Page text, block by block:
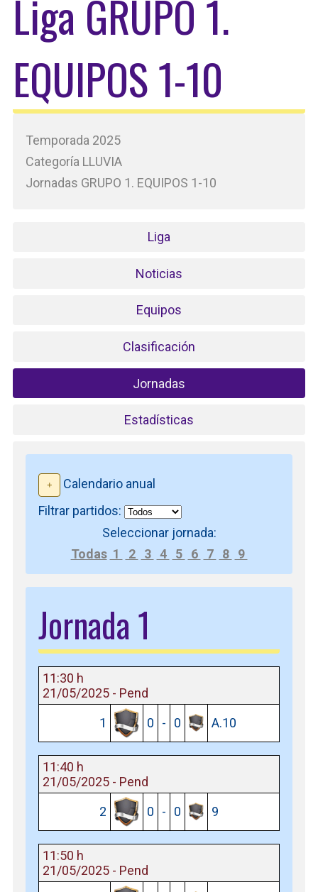
Liga GRUPO 1.
EQUIPOS 1-10
Temporada 2025
Categoría LLUVIA
Jornadas GRUPO 1. EQUIPOS 1-10
Liga
Noticias
Equipos
Clasificación
Jornadas
Estadísticas
Calendario anual
Filtrar partidos:
Seleccionar jornada:
Todas 1 2 3 4 5 6 7 8 9
Jornada 1
11:30 h
21/05/2025 - Pend
1
0 - 0 A.10
11:40 h
21/05/2025 - Pend
2
0 - 0 9
11:50 h
21/05/2025 - Pend